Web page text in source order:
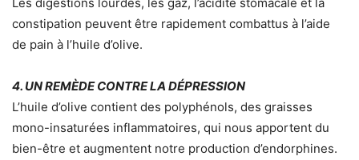
constipation peuvent être rapidement combattus à l’aide
de pain à l’huile d’olive.
4. UN REMÈDE CONTRE LA DÉPRESSION
L’huile d’olive contient des polyphénols, des graisses
mono-insaturées inflammatoires, qui nous apportent du
bien-être et augmentent notre production d’endorphines.